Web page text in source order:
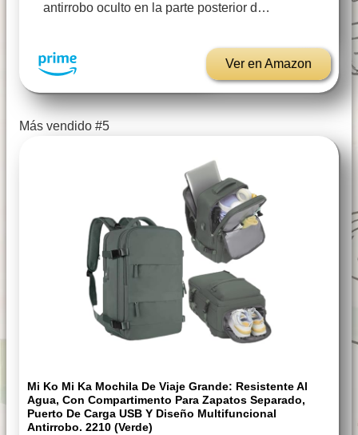
antirrobo oculto en la parte posterior d…
Ver en Amazon
Más vendido #5
Mi Ko Mi Ka Mochila De Viaje Grande: Resistente Al
Agua, Con Compartimento Para Zapatos Separado,
Puerto De Carga USB Y Diseño Multifuncional
Antirrobo. 2210 (Verde)